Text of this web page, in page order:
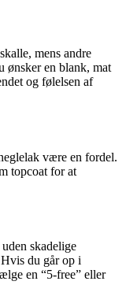
mens andre
ønsker en blank, mat
og følelsen af
være en fordel.
topcoat for at
skadelige
du går op i
en “5-free” eller